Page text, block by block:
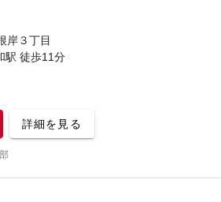
岸３丁目
駅 徒歩11分
詳細を見る